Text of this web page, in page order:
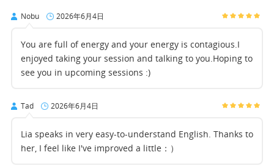
Nobu 2026年6月4日
You are full of energy and your energy is contagious.I
enjoyed taking your session and talking to you.Hoping to
see you in upcoming sessions :)
Tad 2026年6月4日
Lia speaks in very easy-to-understand English. Thanks to
her, I feel like I've improved a little：）